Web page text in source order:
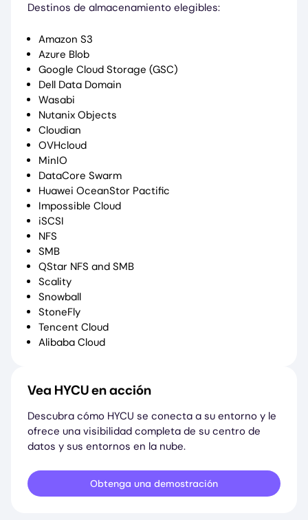
Destinos de almacenamiento elegibles:
Amazon S3
Azure Blob
Google Cloud Storage (GSC)
Dell Data Domain
Wasabi
Nutanix Objects
Cloudian
OVHcloud
MinIO
DataCore Swarm
Huawei OceanStor Pactific
Impossible Cloud
iSCSI
NFS
SMB
QStar NFS and SMB
Scality
Snowball
StoneFly
Tencent Cloud
Alibaba Cloud
Vea HYCU en acción
Descubra cómo HYCU se conecta a su entorno y le
ofrece una visibilidad completa de su centro de
datos y sus entornos en la nube.
Obtenga una demostración